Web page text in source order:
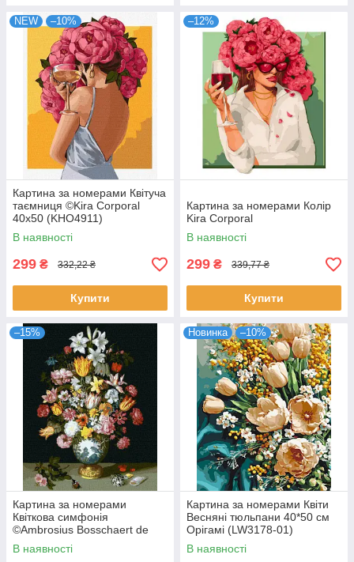
NEW –10%
Картина за номерами Квітуча
таємниця ©Kira Corporal
40х50 (KHO4911)
В наявності
299 ₴ 332,22 ₴
Купити
–12%
Картина за номерами Колір
Kira Corporal
В наявності
299 ₴ 339,77 ₴
Купити
–15%
Картина за номерами
Квіткова симфонія
©Ambrosius Bosschaert de
Oude 40х50 Идейка
(KHO3210)
В наявності
Новинка –10%
Картина за номерами Квіти
Весняні тюльпани 40*50 см
Орігамі (LW3178-01)
В наявності